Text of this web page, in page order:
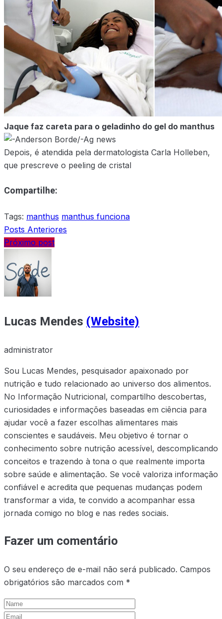
Jaque faz careta para o geladinho do gel do manthus
Depois, é atendida pela dermatologista Carla Holleben,
que prescreve o peeling de cristal
Compartilhe:
Tags: manthus manthus funciona
Posts Anteriores
Próximo post
Lucas Mendes (Website)
administrator
Sou Lucas Mendes, pesquisador apaixonado por
nutrição e tudo relacionado ao universo dos alimentos.
No Informação Nutricional, compartilho descobertas,
curiosidades e informações baseadas em ciência para
ajudar você a fazer escolhas alimentares mais
conscientes e saudáveis. Meu objetivo é tornar o
conhecimento sobre nutrição acessível, descomplicando
conceitos e trazendo à tona o que realmente importa
sobre saúde e alimentação. Se você valoriza informação
confiável e acredita que pequenas mudanças podem
transformar a vida, te convido a acompanhar essa
jornada comigo no blog e nas redes sociais.
Fazer um comentário
O seu endereço de e-mail não será publicado. Campos
obrigatórios são marcados com *